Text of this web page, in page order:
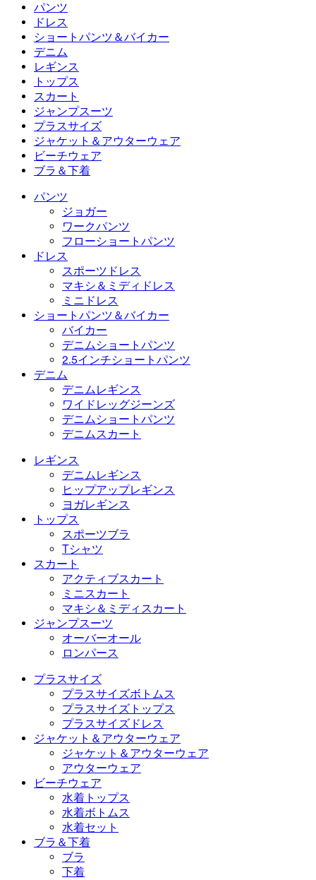
パンツ
パンツ
ジョガー
ワークパンツ
フローショートパンツ
ドレス
ドレス
スポーツドレス
マキシ＆ミディドレス
ミニドレス
ショートパンツ＆バイカー
ショートパンツ＆バイカー
バイカー
デニムショートパンツ
2.5インチショートパンツ
デニム
デニム
デニムレギンス
ワイドレッグジーンズ
デニムショートパンツ
デニムスカート
レギンス
レギンス
デニムレギンス
ヒップアップレギンス
ヨガレギンス
トップス
トップス
スポーツブラ
Tシャツ
スカート
スカート
アクティブスカート
ミニスカート
マキシ＆ミディスカート
ジャンプスーツ
ジャンプスーツ
オーバーオール
ロンパース
プラスサイズ
プラスサイズ
プラスサイズボトムス
プラスサイズトップス
プラスサイズドレス
ジャケット＆アウターウェア
ジャケット＆アウターウェア
ジャケット＆アウターウェア
アウターウェア
ビーチウェア
ビーチウェア
水着トップス
水着ボトムス
水着セット
ブラ＆下着
ブラ＆下着
ブラ
下着
パンツ
ジョガー
ワークパンツ
フローショートパンツ
ドレス
スポーツドレス
マキシ＆ミディドレス
ミニドレス
ショートパンツ＆バイカー
バイカー
デニムショートパンツ
2.5インチショートパンツ
デニム
デニムレギンス
ワイドレッグジーンズ
デニムショートパンツ
デニムスカート
レギンス
デニムレギンス
ヒップアップレギンス
ヨガレギンス
トップス
スポーツブラ
Tシャツ
スカート
アクティブスカート
ミニスカート
マキシ＆ミディスカート
ジャンプスーツ
オーバーオール
ロンパース
プラスサイズ
プラスサイズボトムス
プラスサイズトップス
プラスサイズドレス
ジャケット＆アウターウェア
ジャケット＆アウターウェア
アウターウェア
ビーチウェア
水着トップス
水着ボトムス
水着セット
ブラ＆下着
ブラ
下着